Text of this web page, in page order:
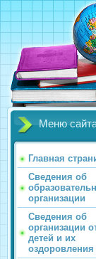
Меню
Главная
Сведения об
организации
Сведения об
организации
детей и их
оздоровления